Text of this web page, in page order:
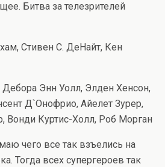
Битва за телезрителей
Стивен С. ДеНайт, Кен
Дебора Энн Уолл, Элден Хенсон,
Д`Онофрио, Айелет Зурер,
Вонди Куртис-Холл, Роб Морган
чего все так взъелись на
Тогда всех супергероев так